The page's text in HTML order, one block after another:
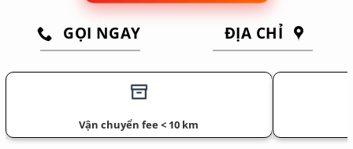
GỌI NGAY ĐỊA CHỈ
Vận chuyển fee < 10 km